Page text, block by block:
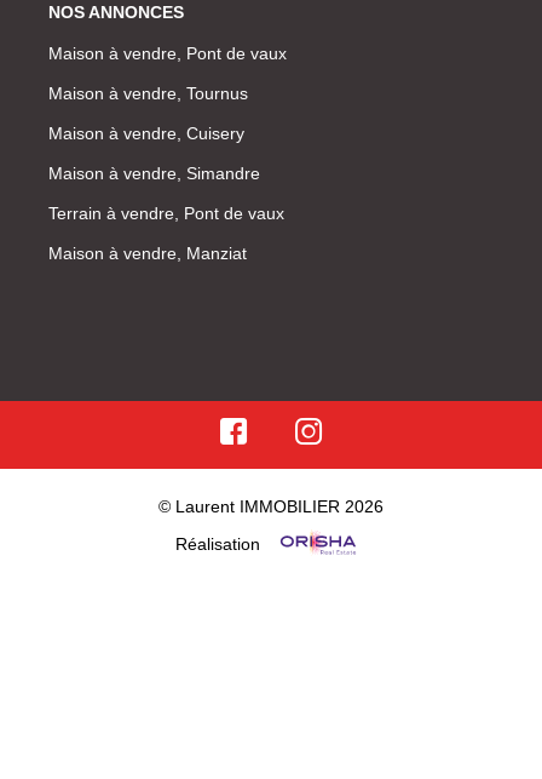
NOS ANNONCES
Maison à vendre, Pont de vaux
Maison à vendre, Tournus
Maison à vendre, Cuisery
Maison à vendre, Simandre
Terrain à vendre, Pont de vaux
Maison à vendre, Manziat
© Laurent IMMOBILIER 2026
Réalisation